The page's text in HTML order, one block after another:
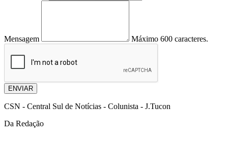
Mensagem Máximo 600 caracteres.
ENVIAR
CSN - Central Sul de Notícias - Colunista - J.Tucon
Da Redação